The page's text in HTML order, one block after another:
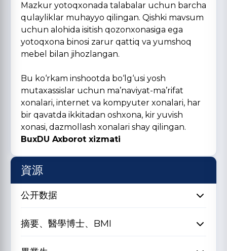
Mazkur yotoqxonada talabalar uchun barcha
qulayliklar muhayyo qilingan. Qishki mavsum
uchun alohida isitish qozonxonasiga ega
yotoqxona binosi zarur qattiq va yumshoq
mebel bilan jihozlangan.
Bu ko‘rkam inshootda bo‘lg‘usi yosh
mutaxassislar uchun ma’naviyat-ma’rifat
xonalari, internet va kompyuter xonalari, har
bir qavatda ikkitadan oshxona, kir yuvish
xonasi, dazmollash xonalari shay qilingan.
BuxDU Axborot xizmati
資源
公开数据
摘要、醫學博士、BMI